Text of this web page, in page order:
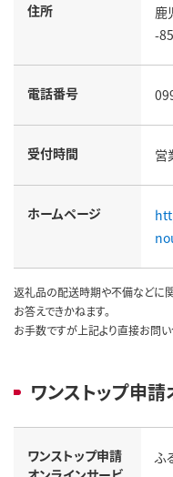
住所
鹿
-
電話番号
受付時間 営
ホームページ
返礼品の配送時期や不備などに関
お答えできかねます。
お手数ですが上記より直接お問い
ワンストップ申
ワンストップ申請
ふ